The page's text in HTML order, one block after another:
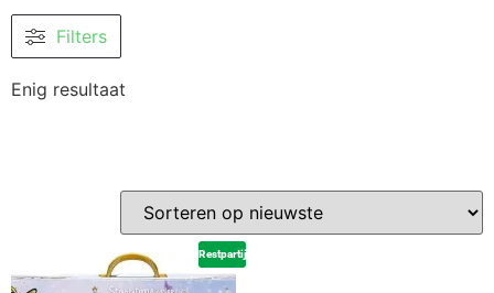
Filters
Enig resultaat
Restpartij